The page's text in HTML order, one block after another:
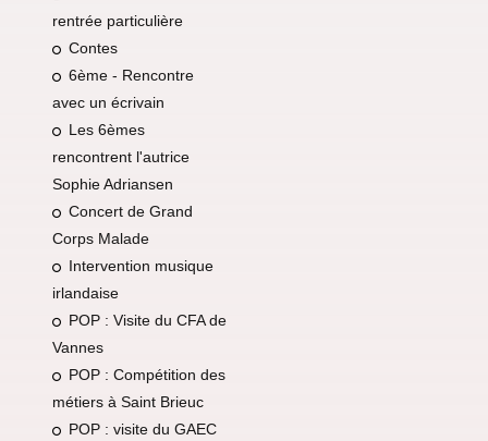
rentrée particulière
Contes
6ème - Rencontre
avec un écrivain
Les 6èmes
rencontrent l'autrice
Sophie Adriansen
Concert de Grand
Corps Malade
Intervention musique
irlandaise
POP : Visite du CFA de
Vannes
POP : Compétition des
métiers à Saint Brieuc
POP : visite du GAEC